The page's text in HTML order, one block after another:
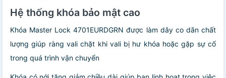
Hệ thống khóa bảo mật cao
Khóa Master Lock 4701EURDGRN được làm dây co dãn chất
lượng giúp ràng vali chặt khi vali bị hư khóa hoặc gặp sự cố
trong quá trình vận chuyển